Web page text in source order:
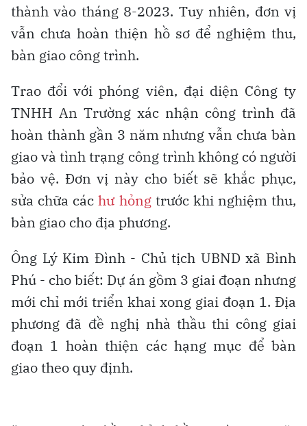
thành vào tháng 8-2023. Tuy nhiên, đơn vị
vẫn chưa hoàn thiện hồ sơ để nghiệm thu,
bàn giao công trình.
Trao đổi với phóng viên, đại diện Công ty
TNHH An Trường xác nhận công trình đã
hoàn thành gần 3 năm nhưng vẫn chưa bàn
giao và tình trạng công trình không có người
bảo vệ. Đơn vị này cho biết sẽ khắc phục,
sửa chữa cáchư hỏngtrước khi nghiệm thu,
bàn giao cho địa phương.
Ông Lý Kim Đình - Chủ tịch UBND xã Bình
Phú - cho biết: Dự án gồm 3 giai đoạn nhưng
mới chỉ mới triển khai xong giai đoạn 1. Địa
phương đã đề nghị nhà thầu thi công giai
đoạn 1 hoàn thiện các hạng mục để bàn
giao theo quy định.